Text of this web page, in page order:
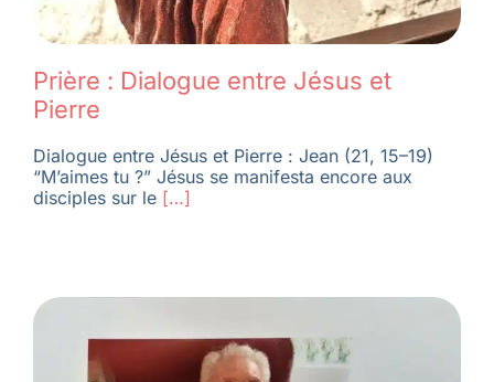
Prière : Dialogue entre Jésus et
Pierre
Dialogue entre Jésus et Pierre : Jean (21, 15–19)
“M’aimes tu ?” Jésus se manifesta encore aux
disciples sur le[…]